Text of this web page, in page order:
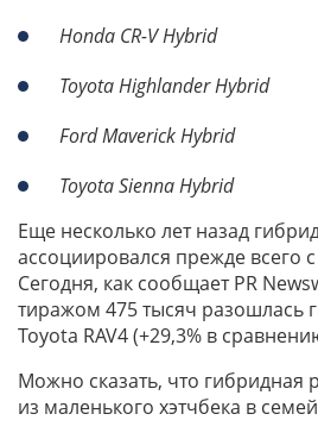
Honda CR-V Hybrid
Toyota Highlander Hybrid
Ford Maverick Hybrid
Toyota Sienna Hybrid
Еще несколько лет назад
ассоциировался прежде всего
Сегодня, как сообщает PR
тиражом 475 тысяч разошлась
Toyota RAV4 (+29,3% в
Можно сказать, что гибридная
из маленького хэтчбека в